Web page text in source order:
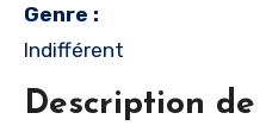
Genre :
Indifférent
Description de